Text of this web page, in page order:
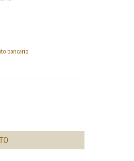
bancario